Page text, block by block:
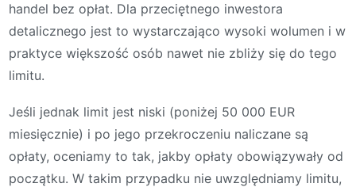
handel bez opłat. Dla przeciętnego inwestora
detalicznego jest to wystarczająco wysoki wolumen i w
praktyce większość osób nawet nie zbliży się do tego
limitu.
Jeśli jednak limit jest niski (poniżej 50 000 EUR
miesięcznie) i po jego przekroczeniu naliczane są
opłaty, oceniamy to tak, jakby opłaty obowiązywały od
początku. W takim przypadku nie uwzględniamy limitu,